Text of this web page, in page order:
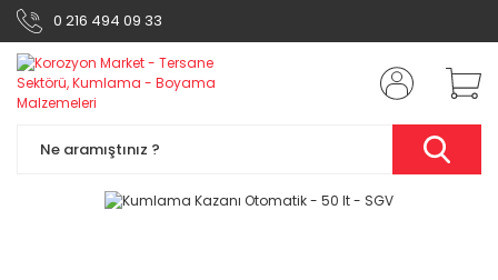
0 216 494 09 33